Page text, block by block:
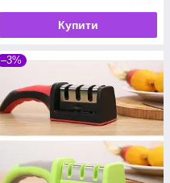
Купити
–3%